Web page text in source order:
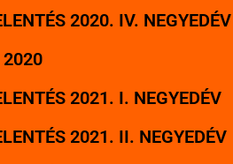
2020. IV. NEGYEDÉV
2020
2021. I. NEGYEDÉV
2021. II. NEGYEDÉV